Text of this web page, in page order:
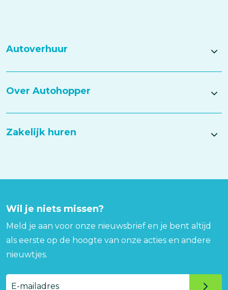
Autoverhuur
Over Autohopper
Zakelijk huren
Wil je niets missen?
Meld je aan voor onze nieuwsbrief en je bent altijd
als eerste op de hoogte van onze acties en andere
nieuwtjes.
E-